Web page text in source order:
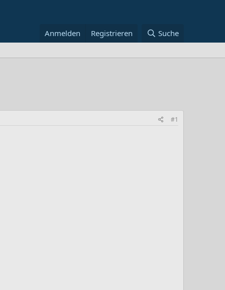
Anmelden Registrieren Suche
#1